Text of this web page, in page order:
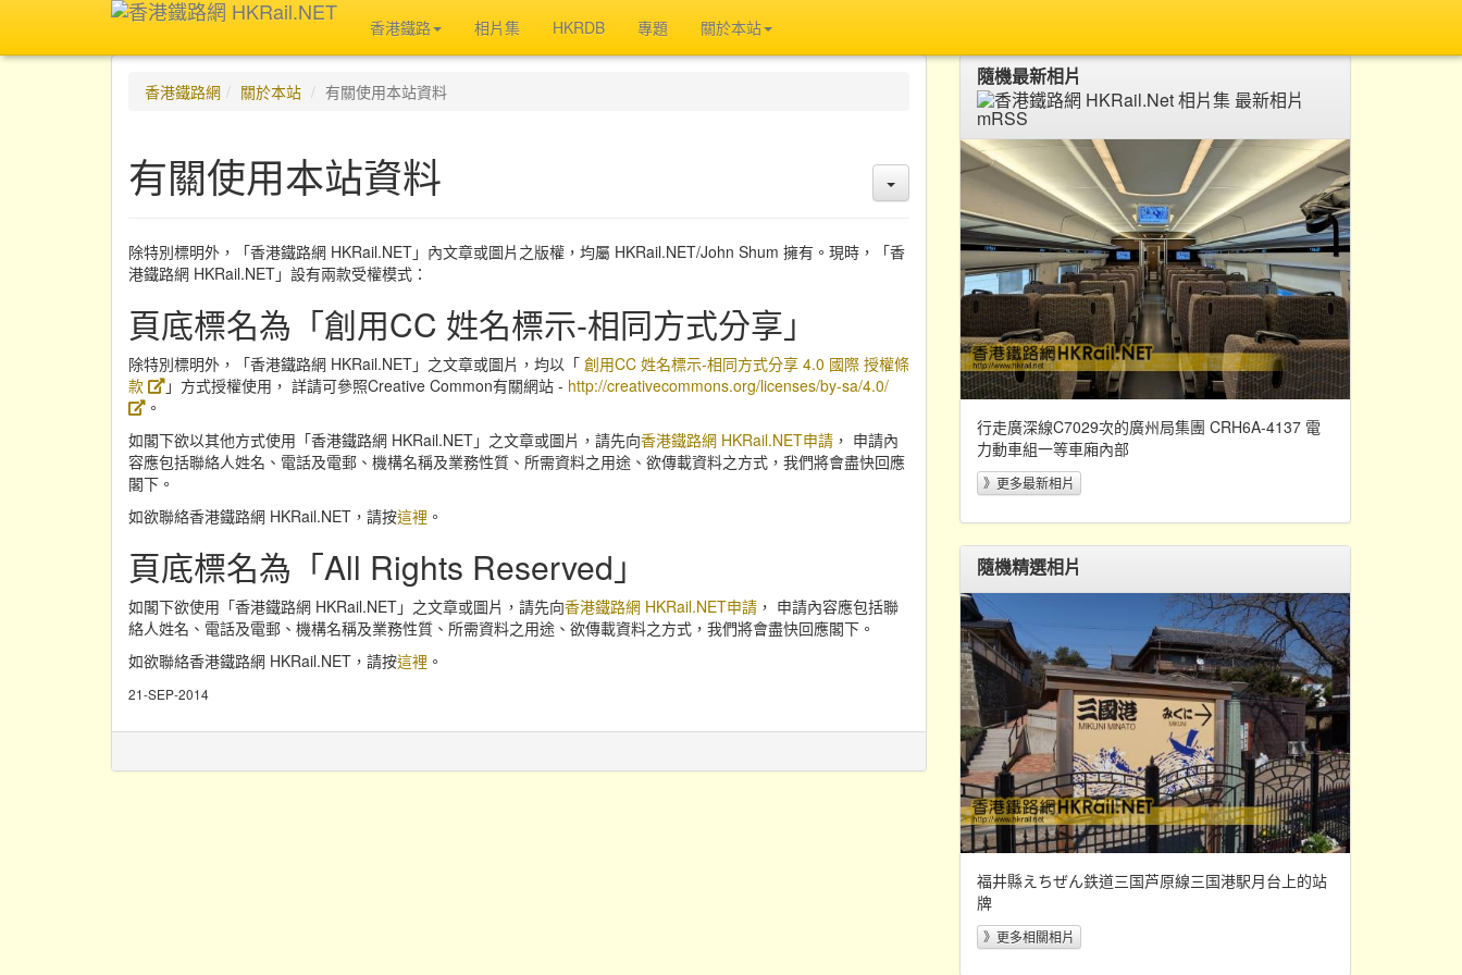
香港鐵路 相片集 HKRDB 專題 關於本站
香港鐵路網 關於本站 有關使用本站資料
有關使用本站資料
除特別標明外，「香港鐵路網 HKRail.NET」內文章或圖片之版權，均屬 HKRail.NET/John Shum 擁有。現時，「香
港鐵路網 HKRail.NET」設有兩款受權模式：
頁底標名為「創用CC 姓名標示-相同方式分享」
除特別標明外，「香港鐵路網 HKRail.NET」之文章或圖片，均以「 創用CC 姓名標示-相同方式分享 4.0 國際 授權條
款
」方式授權使用， 詳請可參照Creative Common有關網站 - http://creativecommons.org/licenses/by-sa/4.0/
。
如閣下欲以其他方式使用「香港鐵路網 HKRail.NET」之文章或圖片，請先向香港鐵路網 HKRail.NET申請 ， 申請內
容應包括聯絡人姓名、電話及電郵、機構名稱及業務性質、所需資料之用途、欲傳載資料之方式，我們將會盡快回應
閣下。
如欲聯絡香港鐵路網 HKRail.NET，請按這裡 。
頁底標名為「All Rights Reserved」
如閣下欲使用「香港鐵路網 HKRail.NET」之文章或圖片，請先向香港鐵路網 HKRail.NET申請 ， 申請內容應包括聯
絡人姓名、電話及電郵、機構名稱及業務性質、所需資料之用途、欲傳載資料之方式，我們將會盡快回應閣下。
如欲聯絡香港鐵路網 HKRail.NET，請按這裡 。
21-SEP-2014
隨機最新相片
行走廣深線C7029次的廣州局集團 CRH6A-4137 電
力動車組一等車廂內部
》更多最新相片
隨機精選相片
福井縣えちぜん鉄道三国芦原線三国港駅月台上的站
牌
》更多相關相片